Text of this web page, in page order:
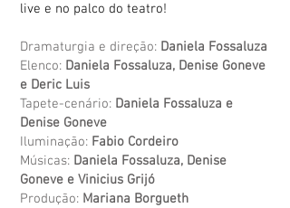
live e no palco do teatro!
Dramaturgia e direção: Daniela Fossaluza
Elenco: Daniela Fossaluza, Denise Goneve
e Deric Luis
Tapete-cenário: Daniela Fossaluza e
Denise Goneve
Iluminação: Fabio Cordeiro
Músicas: Daniela Fossaluza, Denise
Goneve e Vinicius Grijó
Produção: Mariana Borgueth